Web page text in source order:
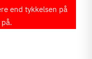
end tykkelsen på